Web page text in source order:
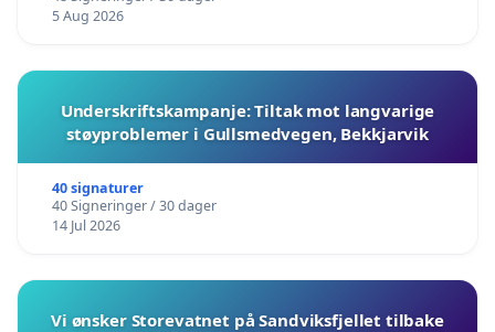
5 Aug 2026
Underskriftskampanje: Tiltak mot langvarige
støyproblemer i Gullsmedvegen, Bekkjarvik
40 signaturer
40 Signeringer / 30 dager
14 Jul 2026
Vi ønsker Storevatnet på Sandviksfjellet tilbake